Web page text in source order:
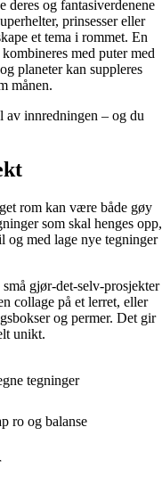
deres og fantasiverdenene
prinsesser eller
et tema i rommet. En
med puter med
planeter kan suppleres
månen.
av innredningen – og du
rom kan være både gøy
som skal henges opp,
og med lage nye tegninger
gjør-det-selv-prosjekter
collage på et lerret, eller
og permer. Det gir
unikt.
tegninger
ro og balanse